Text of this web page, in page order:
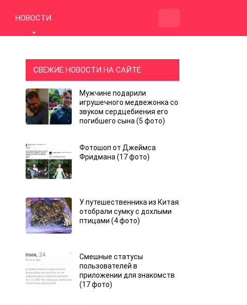
НОВОСТИ
СВЕЖИЕ НОВОСТИ НА САЙТЕ:
Мужчине подарили
игрушечного медвежонка со
звуком сердцебиения его
погибшего сына (5 фото)
Фотошоп от Джеймса
Фридмана (17 фото)
У путешественника из Китая
отобрали сумку с дохлыми
птицами (4 фото)
Смешные статусы
пользователей в
приложении для знакомств
(17 фото)